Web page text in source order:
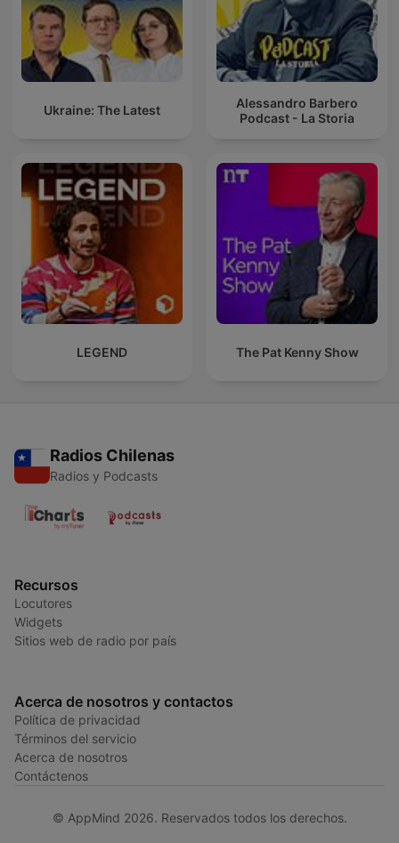
Ukraine: The Latest
Alessandro Barbero
Podcast - La Storia
LEGEND The Pat Kenny Show
Radios Chilenas
Radios y Podcasts
Recursos
Locutores
Widgets
Sitios web de radio por país
Acerca de nosotros y contactos
Política de privacidad
Términos del servicio
Acerca de nosotros
Contáctenos
© AppMind 2026. Reservados todos los derechos.